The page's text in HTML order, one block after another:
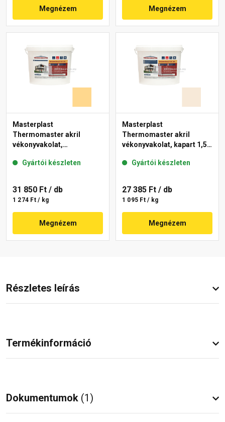
Megnézem Megnézem
Masterplast
Thermomaster akril
vékonyvakolat,
01-D 25 kg
Gyártói készleten
31 850 Ft / db
1 274 Ft / kg
Megnézem
Masterplast
Thermomaster akril
vékonyvakolat, kapart 1,5
Gyártói készleten
27 385 Ft / db
1 095 Ft / kg
Megnézem
Részletes leírás
Termékinformáció
Dokumentumok (1)